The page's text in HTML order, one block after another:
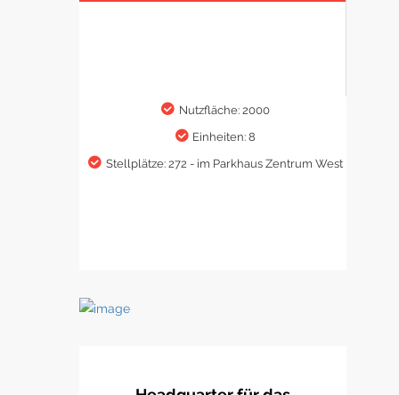
Nutzfläche: 2000
Einheiten: 8
Stellplätze: 272 - im Parkhaus Zentrum West